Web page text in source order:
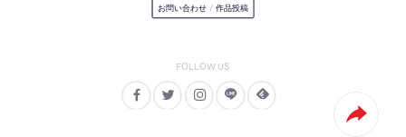
お問い合わせ / 作品投稿